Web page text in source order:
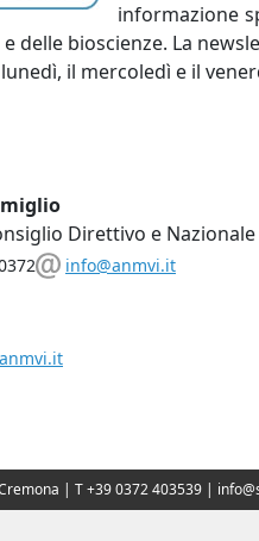
informazione
delle bioscienze. La
il mercoledì e il
Direttivo e Nazionale
info@anmvi.it
| T +39 0372 403539 |